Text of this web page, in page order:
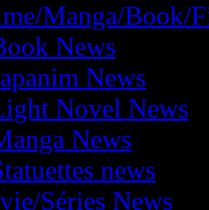
Manga/Book/
News
News
Novel News
News
news
Séries News